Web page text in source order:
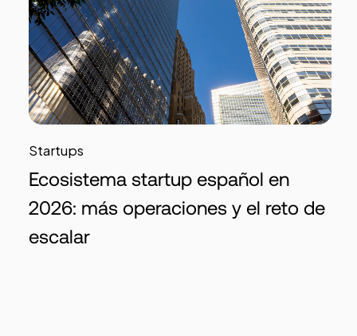
Startups
Ecosistema startup español en
2026: más operaciones y el reto de
escalar